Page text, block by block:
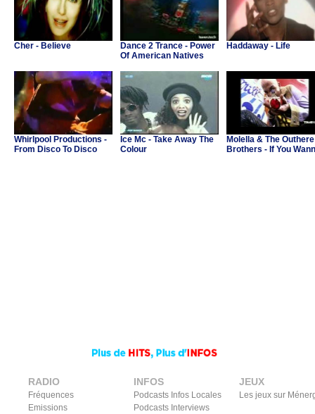
Cher - Believe
Dance 2 Trance - Power
Of American Natives
Haddaway - Life
Whirlpool Productions -
From Disco To Disco
Ice Mc - Take Away The
Colour
Molella & The Outhere
Brothers - If You
RADIO
Fréquences
Emissions
INFOS
Podcasts Infos Locales
Podcasts Interviews
JEUX
Les jeux sur